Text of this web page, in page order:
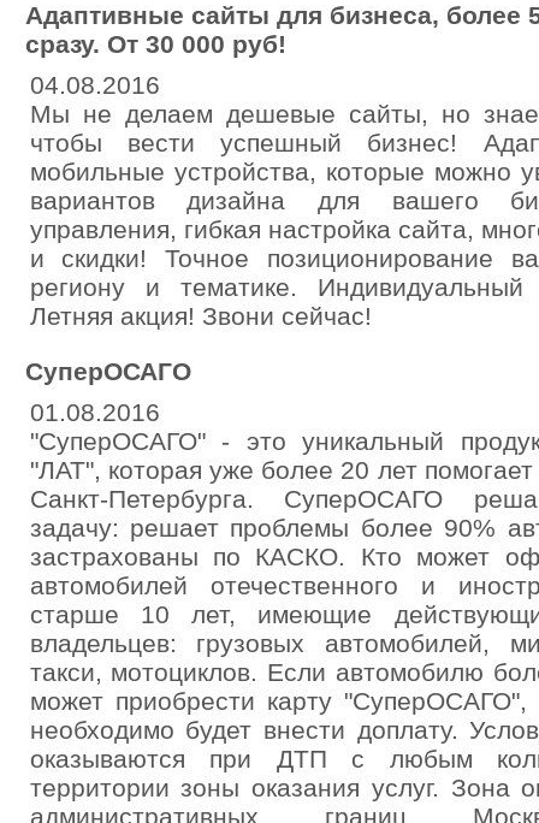
Адаптивные сайты для бизнеса, более
сразу. От 30 000 руб!
04.08.2016
Мы не делаем дешевые сайты, но
чтобы вести успешный бизнес!
мобильные устройства, которые можно
вариантов дизайна для вашего
управления, гибкая настройка сайта,
и скидки! Точное позиционирование
региону и тематике.
Летняя акция! Звони сейчас!
СуперОСАГО
01.08.2016
"СуперОСАГО" - это уникальный
"ЛАТ", которая уже более 20 лет
Санкт-Петербурга. СуперОСАГО
задачу: решает проблемы более 90%
застрахованы по КАСКО. Кто может
автомобилей отечественного и
старше 10 лет, имеющие
владельцев: грузовых автомобилей,
такси, мотоциклов. Если автомобилю
может приобрести карту
необходимо будет внести доплату.
оказываются при ДТП с любым
территории зоны оказания услуг. Зона
административных границ